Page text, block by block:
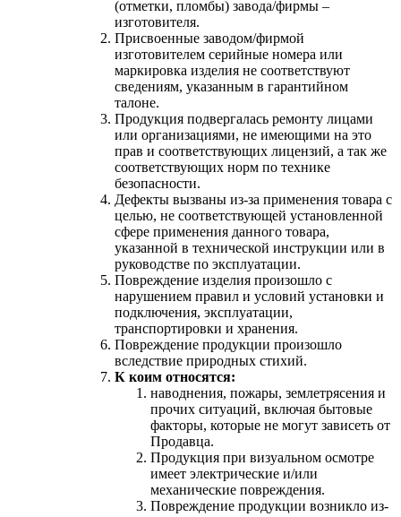
(отметки, пломбы) завода/фирмы –
изготовителя.
Присвоенные заводом/фирмой
изготовителем серийные номера или
маркировка изделия не соответствуют
сведениям, указанным в гарантийном
талоне.
Продукция подвергалась ремонту лицами
или организациями, не имеющими на это
прав и соответствующих лицензий, а так же
соответствующих норм по технике
безопасности.
Дефекты вызваны из-за применения товара с
целью, не соответствующей установленной
сфере применения данного товара,
указанной в технической инструкции или в
руководстве по эксплуатации.
Повреждение изделия произошло с
нарушением правил и условий установки и
подключения, эксплуатации,
транспортировки и хранения.
Повреждение продукции произошло
вследствие природных стихий.
К коим относятся:
наводнения, пожары, землетрясения и
прочих ситуаций, включая бытовые
факторы, которые не могут зависеть от
Продавца.
Продукция при визуальном осмотре
имеет электрические и/или
механические повреждения.
Повреждение продукции возникло из-